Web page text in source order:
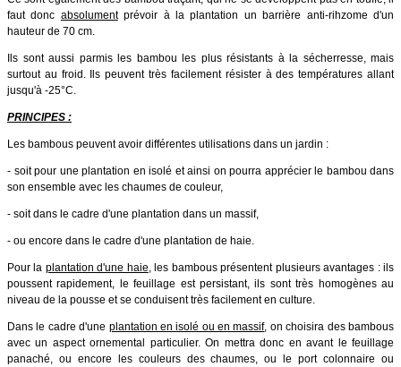
faut donc absolumentprévoir à la plantation un barrière anti-rihzome d'un
hauteur de 70 cm.
Ils sont aussi parmis les bambou les plus résistants à la sécherresse, mais
surtout au froid. Ils peuvent très facilement résister à des températures allant
jusqu'à -25°C.
PRINCIPES :
Les bambous peuvent avoir différentes utilisations dans un jardin :
- soit pour une plantation en isolé et ainsi on pourra apprécier le bambou dans
son ensemble avec les chaumes de couleur,
- soit dans le cadre d'une plantation dans un massif,
- ou encore dans le cadre d'une plantation de haie.
Pour la plantation d'une haie, les bambous présentent plusieurs avantages : ils
poussent rapidement, le feuillage est persistant, ils sont très homogènes au
niveau de la pousse et se conduisent très facilement en culture.
Dans le cadre d'une plantation en isolé ou en massif, on choisira des bambous
avec un aspect ornemental particulier. On mettra donc en avant le feuillage
panaché, ou encore les couleurs des chaumes, ou le port colonnaire ou